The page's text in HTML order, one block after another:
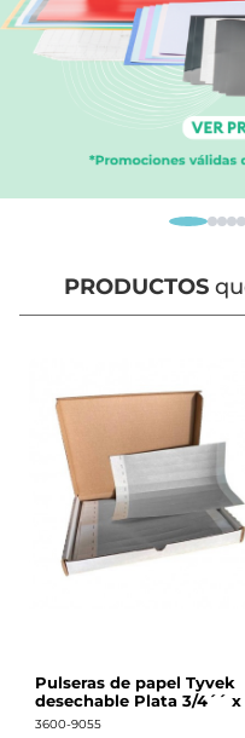
PRODUCTOS
Pulseras de papel Tyvek
desechable Plata 3/4´´ x
´´
3600-9055